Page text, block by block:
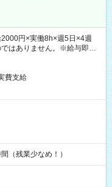
円×実働8h×週5日×4週
はありません。※給与即受
費支給
（残業少なめ！）